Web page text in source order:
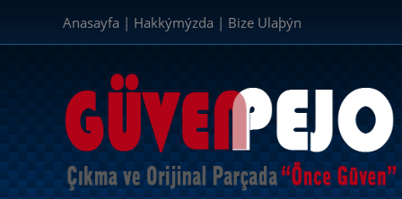
Anasayfa | Hakkýmýzda | Bize Ulaþýn